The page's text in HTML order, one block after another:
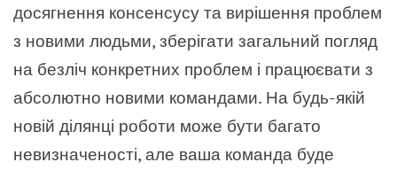
досягнення консенсусу та вирішення проблем
з новими людьми, зберігати загальний погляд
на безліч конкретних проблем і працюєвати з
абсолютно новими командами. На будь-якій
новій ділянці роботи може бути багато
невизначеності, але ваша команда буде